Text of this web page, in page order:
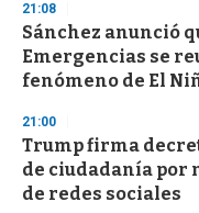
21:08
Sánchez anunció
Emergencias se
fenómeno de El
21:00
Trump firma
de ciudadanía por
de redes sociales